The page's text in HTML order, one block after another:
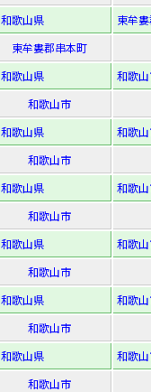
和歌山県
東牟
東牟婁郡串本町
和歌山県
和歌
和歌山市
和歌山県
和歌
和歌山市
和歌山県
和歌
和歌山市
和歌山県
和歌
和歌山市
和歌山県
和歌
和歌山市
和歌山県
和歌
和歌山市